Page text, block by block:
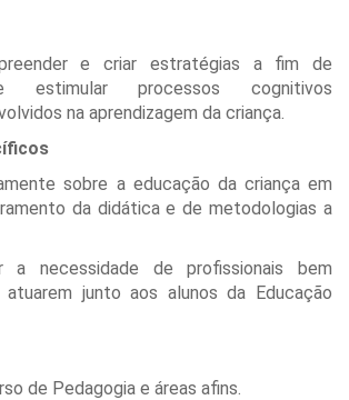
e criar estratégias a fim de
estimular processos cognitivos
na aprendizagem da criança.
sobre a educação da criança em
da didática e de metodologias a
a necessidade de profissionais bem
atuarem junto aos alunos da Educação
de Pedagogia e áreas afins.